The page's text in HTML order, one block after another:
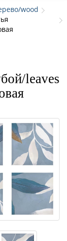
wood
leaves